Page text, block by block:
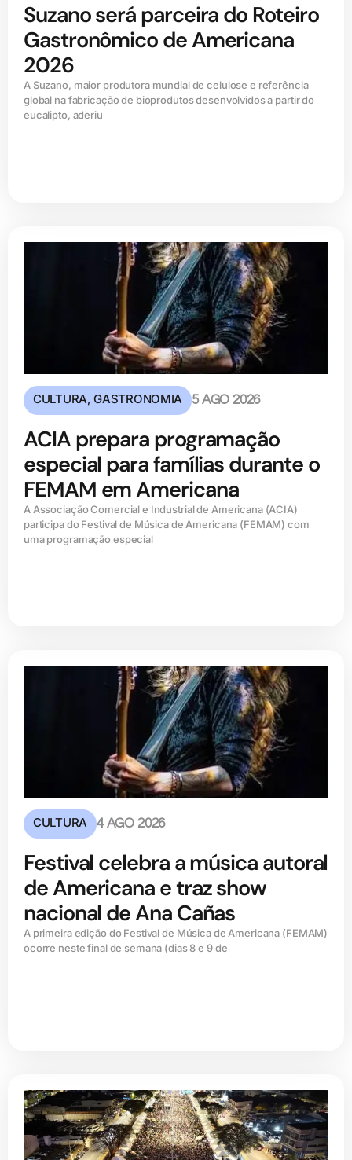
Suzano será parceira do Roteiro
Gastronômico de Americana
2026
A Suzano, maior produtora mundial de celulose e referência
global na fabricação de bioprodutos desenvolvidos a partir do
eucalipto, aderiu
CULTURA,GASTRONOMIA 5 AGO 2026
ACIA prepara programação
especial para famílias durante o
FEMAM em Americana
A Associação Comercial e Industrial de Americana (ACIA)
participa do Festival de Música de Americana (FEMAM) com
uma programação especial
CULTURA 4 AGO 2026
Festival celebra a música autoral
de Americana e traz show
nacional de Ana Cañas
A primeira edição do Festival de Música de Americana (FEMAM)
ocorre neste final de semana (dias 8 e 9 de